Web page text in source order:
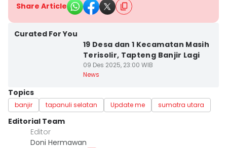
Share Article
Curated For You
19 Desa dan 1 Kecamatan Masih
Terisolir, Tapteng Banjir Lagi
09 Des 2025, 23:00 WIB
News
Topics
banjir tapanuli selatan Update me sumatra utara
Editorial Team
Editor
Doni Hermawan